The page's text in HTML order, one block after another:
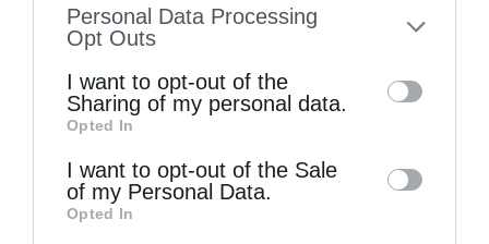
to your opt-out. You may separately opt-out
information by third parties on the IAB’s list
of downstream participants. This
information may also be disclosed by us to
third parties on theIAB’s List of
Downstream Participants
Personal Data Processing
Opt Outs
I want to opt-out of the
Sharing of my personal data.
Opted In
I want to opt-out of the Sale
of my Personal Data.
Opted In